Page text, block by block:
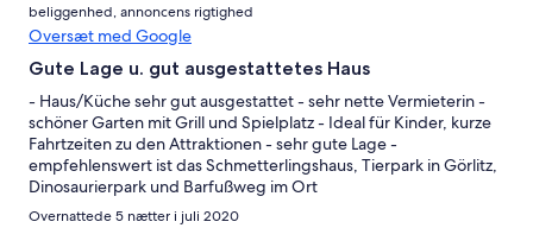
beliggenhed, annoncens rigtighed
Oversæt med Google
Gute Lage u. gut ausgestattetes Haus
- Haus/Küche sehr gut ausgestattet - sehr nette Vermieterin -
schöner Garten mit Grill und Spielplatz - Ideal für Kinder, kurze
Fahrtzeiten zu den Attraktionen - sehr gute Lage -
empfehlenswert ist das Schmetterlingshaus, Tierpark in Görlitz,
Dinosaurierpark und Barfußweg im Ort
Overnattede 5 nætter i juli 2020